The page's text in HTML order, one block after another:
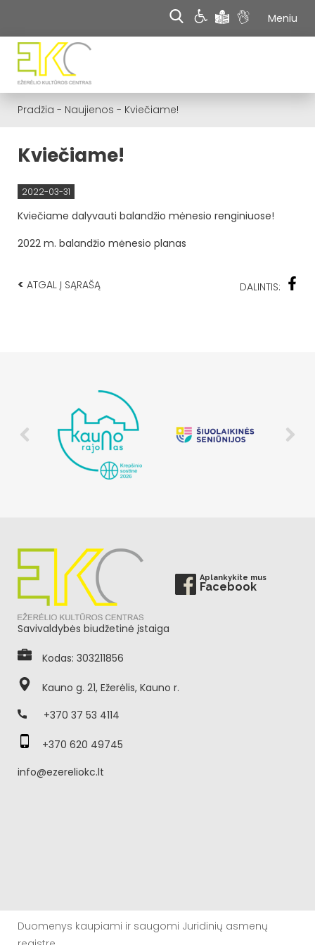
Meniu
Pradžia - Naujienos - Kviečiame!
Kviečiame!
2022-03-31
Kviečiame dalyvauti balandžio mėnesio renginiuose!
2022 m. balandžio mėnesio planas
< ATGAL Į SĄRAŠĄ DALINTIS:
Aplankykite mus
Facebook
Savivaldybės biudžetinė įstaiga
Kodas: 303211856
Kauno g. 21, Ežerėlis, Kauno r.
+370 37 53 4114
+370 620 49745
info@ezereliokc.lt
Duomenys kaupiami ir saugomi Juridinių asmenų